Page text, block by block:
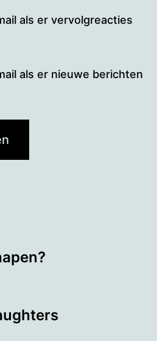
als er vervolgreacties
als er nieuwe berichten